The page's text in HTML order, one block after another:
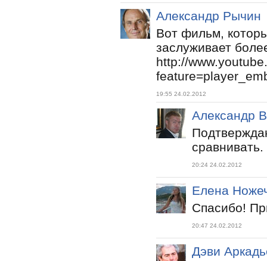
Александр Рычин
Вот фильм,
заслуживает
http://
19:55 24.02.2012
Александр
сравнивать.
20:24 24.02.2012
Елена
Спасибо!
20:47 24.02.2012
Дэви